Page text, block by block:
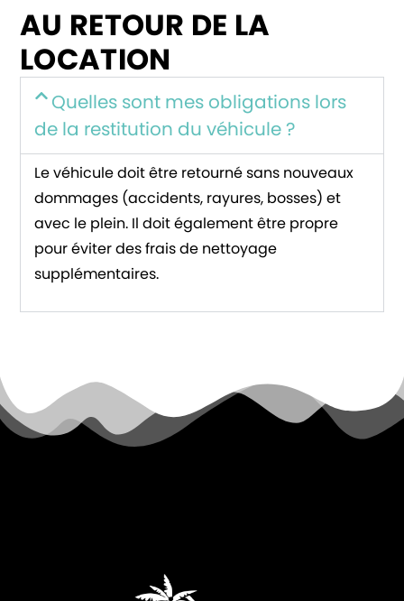
AU RETOUR DE LA
LOCATION
Quelles sont mes obligations lors
de la restitution du véhicule ?
Le véhicule doit être retourné sans nouveaux
dommages (accidents, rayures, bosses) et
avec le plein. Il doit également être propre
pour éviter des frais de nettoyage
supplémentaires.